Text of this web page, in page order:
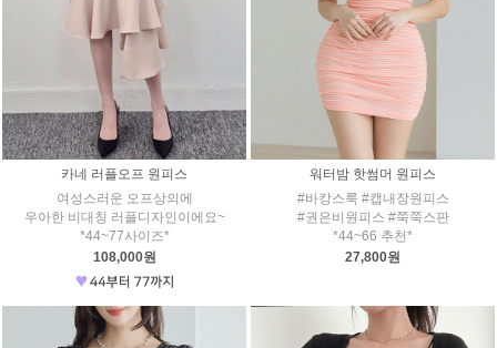
카네 러플오프 원피스
여성스러운 오프상의에
우아한 비대칭 러플디자인이에요~
*44~77사이즈*
108,000원
워터밤 핫썸머 원피스
#바캉스룩 #캡내장원피스
#권은비원피스 #쭉쭉스판
*44~66 추천*
27,800원